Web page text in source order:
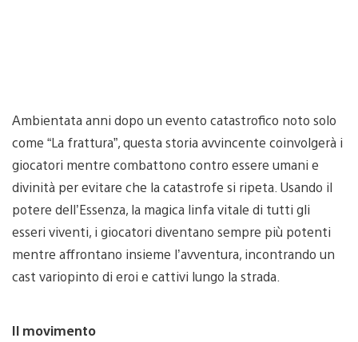
Ambientata anni dopo un evento catastrofico noto solo
come “La frattura”, questa storia avvincente coinvolgerà i
giocatori mentre combattono contro essere umani e
divinità per evitare che la catastrofe si ripeta. Usando il
potere dell’Essenza, la magica linfa vitale di tutti gli
esseri viventi, i giocatori diventano sempre più potenti
mentre affrontano insieme l’avventura, incontrando un
cast variopinto di eroi e cattivi lungo la strada.
Il movimento